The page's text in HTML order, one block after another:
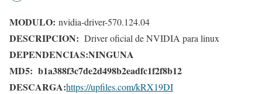
MODULO: nvidia-driver-570.124.04
DESCRIPCION: Driver oficial de NVIDIA para linux
DEPENDENCIAS:NINGUNA
MD5: b1a388f3c7de2d498b2eadfc1f2f8b12
DESCARGA:https://upfiles.com/kRX19DI